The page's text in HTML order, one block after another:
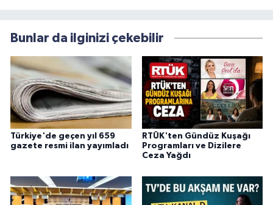
Bunlar da ilginizi çekebilir
Türkiye'de geçen yıl 659
gazete resmi ilan yayımladı
RTÜK'ten Gündüz Kuşağı
Programları ve Dizilere
Ceza Yağdı